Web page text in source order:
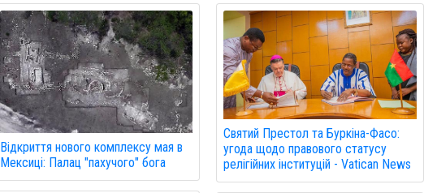
Відкриття нового комплексу мая в
Мексиці: Палац "пахучого" бога
Святий Престол та Буркіна-Фасо:
угода щодо правового статусу
релігійних інституцій - Vatican News